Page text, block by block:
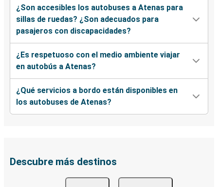
¿Son accesibles los autobuses a Atenas para
sillas de ruedas? ¿Son adecuados para
pasajeros con discapacidades?
¿Es respetuoso con el medio ambiente viajar
en autobús a Atenas?
¿Qué servicios a bordo están disponibles en
los autobuses de Atenas?
Descubre más destinos